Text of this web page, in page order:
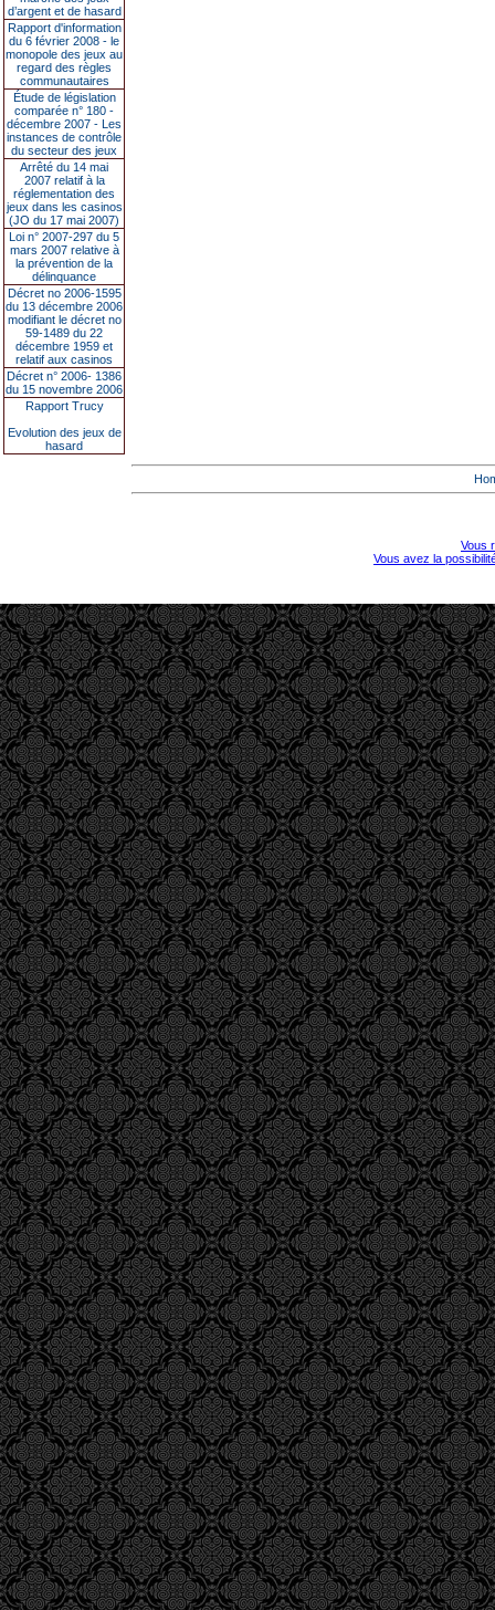
d’argent et de hasard
Rapport d'information
du 6 février 2008 - le
monopole des jeux au
regard des règles
communautaires
Étude de législation
comparée n° 180 -
décembre 2007 - Les
instances de contrôle
du secteur des jeux
Arrêté du 14 mai
2007 relatif à la
réglementation des
jeux dans les casinos
(JO du 17 mai 2007)
Loi n° 2007-297 du 5
mars 2007 relative à
la prévention de la
délinquance
Décret no 2006-1595
du 13 décembre 2006
modifiant le décret no
59-1489 du 22
décembre 1959 et
relatif aux casinos
Décret n° 2006- 1386
du 15 novembre 2006
Rapport Trucy
Evolution des jeux de
hasard
Vous
Vous avez la